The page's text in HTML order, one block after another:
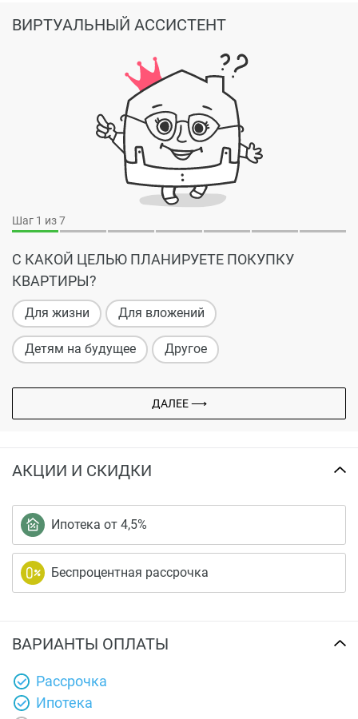
Шаг 1 из 7
С КАКОЙ ЦЕЛЬЮ ПЛАНИРУЕТЕ ПОКУПКУ
КВАРТИРЫ?
Для жизни Для вложений
Детям на будущее Другое
ДАЛЕЕ ⟶
ВИРТУАЛЬНЫЙ АССИСТЕНТ
АКЦИИ И СКИДКИ
Ипотека от 4,5%
Беспроцентная рассрочка
ВАРИАНТЫ ОПЛАТЫ
Рассрочка
Ипотека